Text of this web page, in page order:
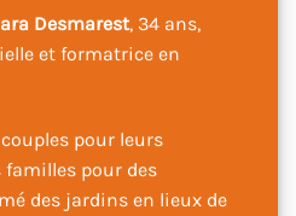
Desmarest, 34 ans,
et formatrice en
pour leurs
familles pour des
des jardins en lieux de